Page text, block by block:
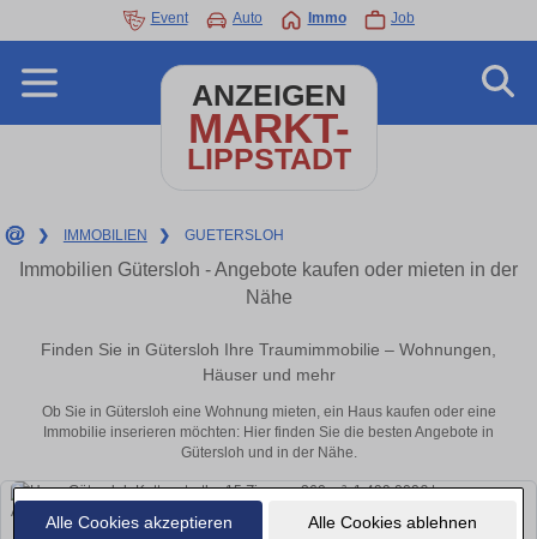
Alle Cookies akzeptieren Alle Cookies ablehnen
Event Auto Immo Job
ANZEIGEN
MARKT-
LIPPSTADT
❯ IMMOBILIEN ❯ GUETERSLOH
Immobilien Gütersloh - Angebote kaufen oder mieten in der
Nähe
Finden Sie in Gütersloh Ihre Traumimmobilie – Wohnungen,
Häuser und mehr
Ob Sie in Gütersloh eine Wohnung mieten, ein Haus kaufen oder eine
Immobilie inserieren möchten: Hier finden Sie die besten Angebote in
Gütersloh und in der Nähe.